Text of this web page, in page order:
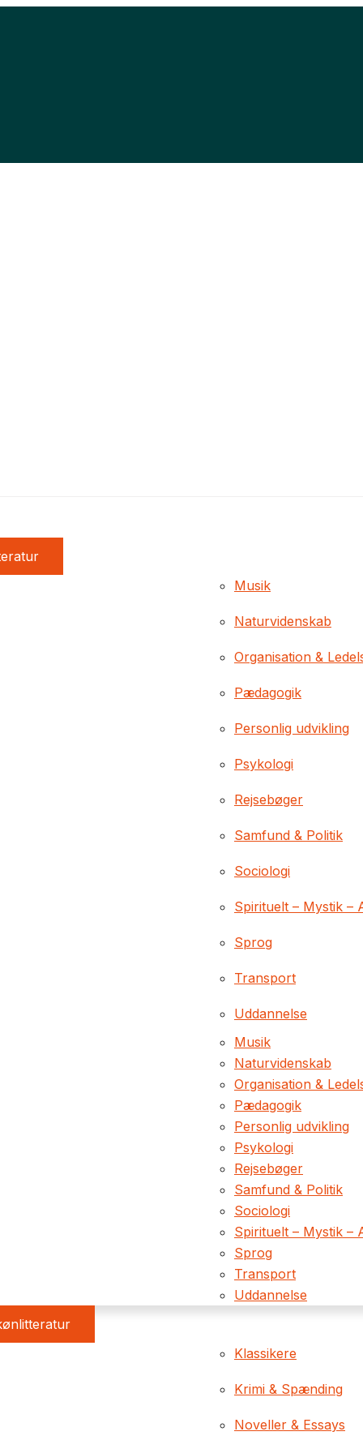
Musik
Naturvidenskab
Organisation &
Pædagogik
Personlig udvikling
Psykologi
Rejsebøger
Samfund & Politik
Sociologi
Spirituelt – Mystik –
Sprog
Transport
Uddannelse
Musik
Naturvidenskab
Organisation &
Pædagogik
Personlig udvikling
Psykologi
Rejsebøger
Samfund & Politik
Sociologi
Spirituelt – Mystik –
Sprog
Transport
Uddannelse
Klassikere
Krimi & Spænding
Noveller & Essays